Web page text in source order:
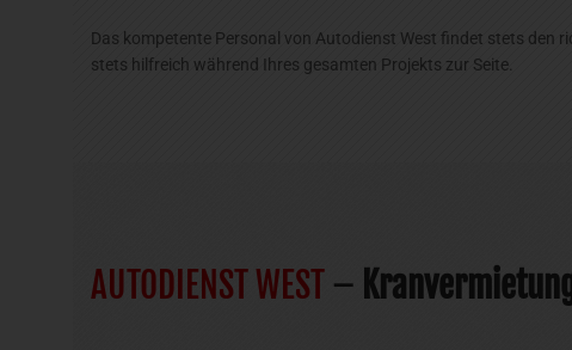
Das kompetente Personal von Autodienst West findet stets den
stets hilfreich während Ihres gesamten Projekts zur Seite.
AUTODIENST WEST –